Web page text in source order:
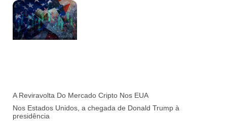
A Reviravolta Do Mercado Cripto Nos EUA
Nos Estados Unidos, a chegada de Donald Trump à
presidência